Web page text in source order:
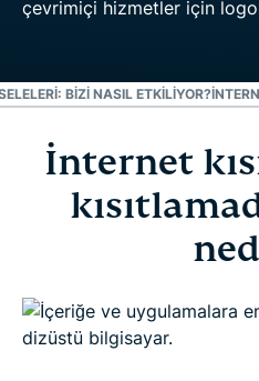
BIZI NASIL ETKILIYOR?
İnternet kısıtlaması ve
İnternet kısıtlaması
İnternet kısıtlaması nasıl
İnternet